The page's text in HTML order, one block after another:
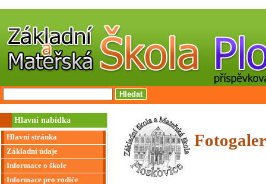
Hlavní nabídka
Hlavní stránka
Základní údaje
Informace o škole
Informace pro rodiče